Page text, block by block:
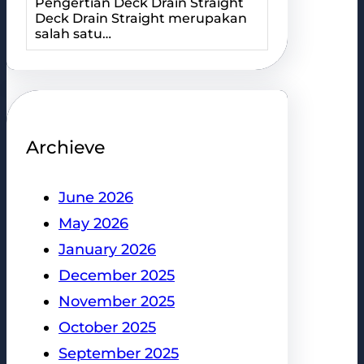
Deck Drain Straight merupakan
salah satu…
Archieve
June 2026
May 2026
January 2026
December 2025
November 2025
October 2025
September 2025